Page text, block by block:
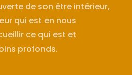
de son être intérieur,
qui est en nous
ce qui est et
profonds.